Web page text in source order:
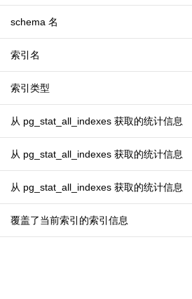
schema 名
索引名
索引类型
从 pg_stat_all_indexes 获取的统计信息
从 pg_stat_all_indexes 获取的统计信息
从 pg_stat_all_indexes 获取的统计信息
覆盖了当前索引的索引信息